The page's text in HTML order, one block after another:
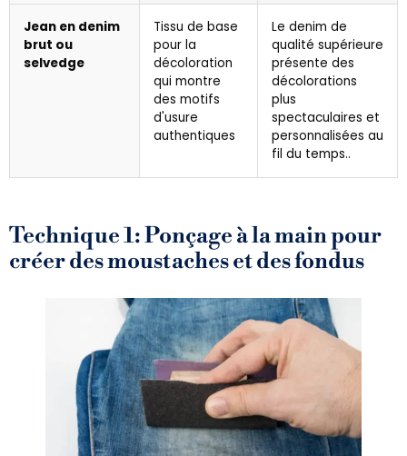
Jean en denim
brut ou
selvedge
Tissu de base
pour la
décoloration
qui montre
des motifs
d'usure
authentiques
Le denim de
qualité supérieure
présente des
décolorations
plus
spectaculaires et
personnalisées au
fil du temps..
Technique 1: Ponçage à la main pour
créer des moustaches et des fondus